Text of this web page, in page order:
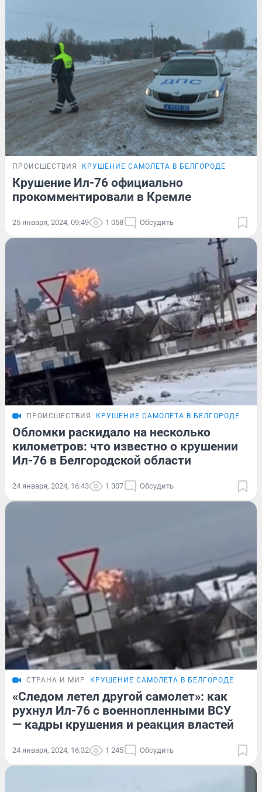
ПРОИСШЕСТВИЯ КРУШЕНИЕ САМОЛЕТА В БЕЛГОРОДЕ
Крушение Ил-76 официально
прокомментировали в Кремле
25 января, 2024, 09:49 1 058 Обсудить
ПРОИСШЕСТВИЯ КРУШЕНИЕ САМОЛЕТА В БЕЛГОРОДЕ
Обломки раскидало на несколько
километров: что известно о крушении
Ил-76 в Белгородской области
24 января, 2024, 16:43 1 307 Обсудить
СТРАНА И МИР КРУШЕНИЕ САМОЛЕТА В БЕЛГОРОДЕ
«Следом летел другой самолет»: как
рухнул Ил-76 с военнопленными ВСУ
— кадры крушения и реакция властей
24 января, 2024, 16:32 1 245 Обсудить